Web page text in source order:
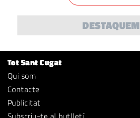
DESTAQUEM
Tot Sant Cugat
Qui som
Contacte
Publicitat